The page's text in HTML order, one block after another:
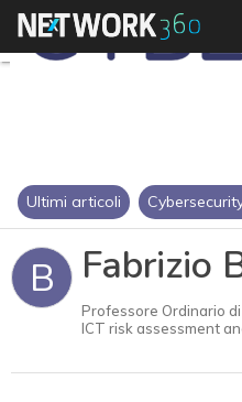
Ultimi articoli
B Fabrizio
Professore Ordinario
ICT risk assessment